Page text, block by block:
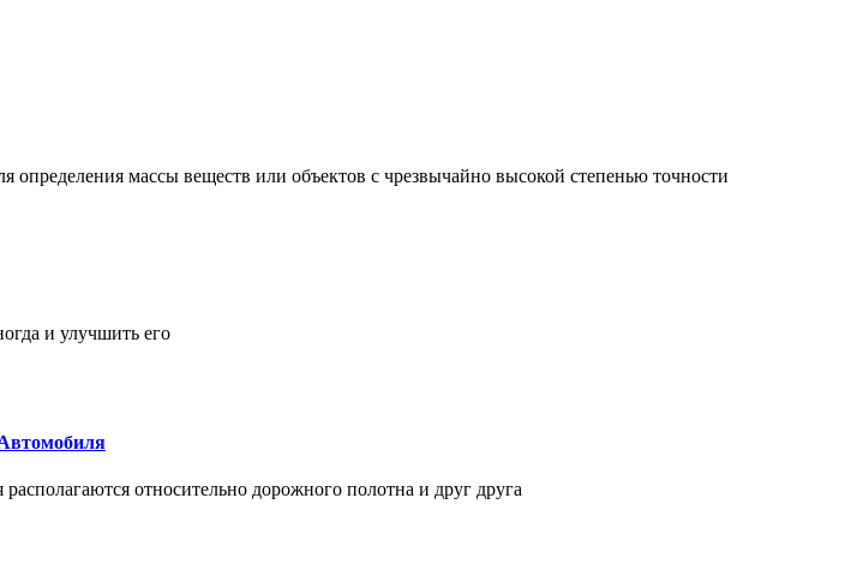
массы веществ или объектов с чрезвычайно высокой степенью точности
и улучшить его
относительно дорожного полотна и друг друга